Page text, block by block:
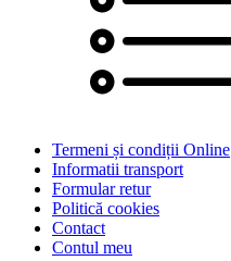
Termeni și condiții Online
Informatii transport
Formular retur
Politică cookies
Contact
Contul meu